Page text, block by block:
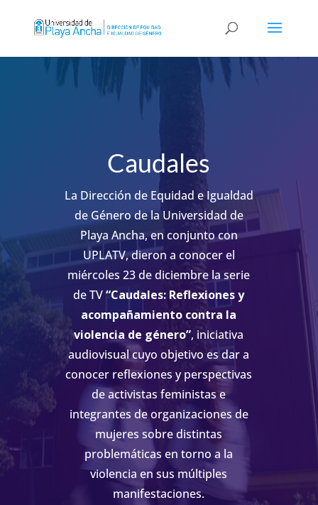
Caudales
La Dirección de Equidad e Igualdad
de Género de la Universidad de
Playa Ancha, en conjunto con
UPLATV, dieron a conocer el
miércoles 23 de diciembre la serie
de TV“Caudales: Reflexiones y
acompañamiento contra la
violencia de género”, iniciativa
audiovisualcuyo objetivo es dar a
conocer reflexiones y perspectivas
de activistas feministas e
integrantes de organizaciones de
mujeres sobre distintas
problemáticas en torno a la
violencia en sus múltiples
manifestaciones.